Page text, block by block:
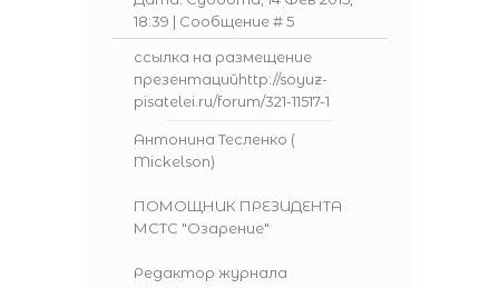
18:39 | Сообщение #5
ссылка на размещение
презентацийhttp://soyuz-
pisatelei.ru/forum/321-11517-1
Антонина Тесленко (
Mickelson)
ПОМОЩНИК ПРЕЗИДЕНТА
МСТС "Озарение"
Редактор журнала